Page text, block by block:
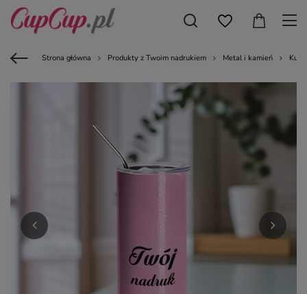
Strona główna Produkty z Twoim nadrukiem Metal i kamień